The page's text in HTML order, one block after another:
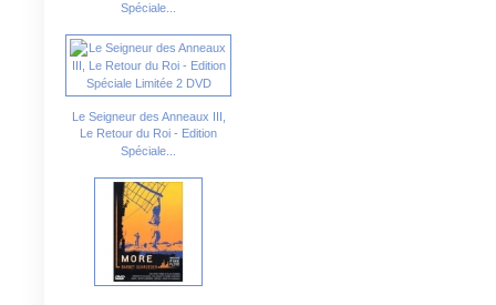
Spéciale...
Le Seigneur des Anneaux III,
Le Retour du Roi - Edition
Spéciale...